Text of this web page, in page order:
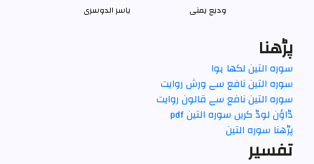
وديع يمنی یاسر الدوسری
پڑھنا
سورہ التين لکھا ہوا
سورہ التين نافع سے ورش روایت
سورہ التين نافع سے قالون روایت
ڈاؤن لوڈ کریں سورہ التين pdf
پڑھنا سورہ التين
تفسير